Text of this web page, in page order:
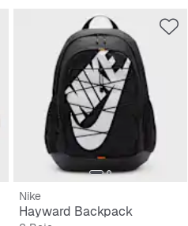
Nike
Hayward Backpack